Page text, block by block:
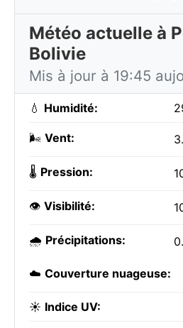
Météo actuelle à
Bolivie
Mis à jour à 19:45
💧 Humidité:
🌬️ Vent:
🌡️ Pression:
👁️ Visibilité:
🌧️ Précipitations:
☁️ Couverture nuageuse:
☀️ Indice UV: